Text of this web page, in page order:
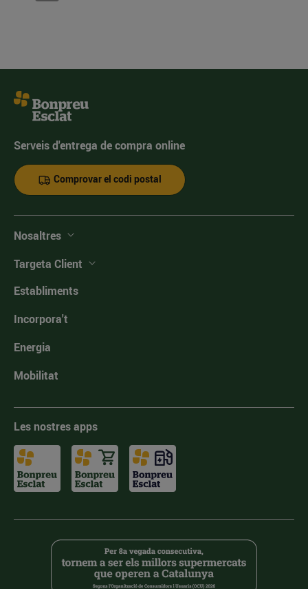
Serveis d'entrega de compra online
Comprovar el codi postal
Nosaltres
Targeta Client
Establiments
Incorpora't
Energia
Mobilitat
Les nostres apps